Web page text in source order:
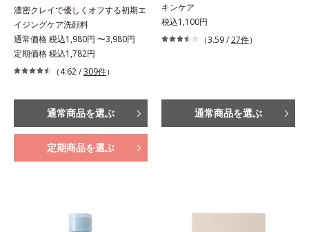
濃密クレイで優しくオフする初期エ
イジングケア洗顔料
通常価格 税込1,980円 〜3,980円
定期価格 税込1,782円
（4.62 /309件）
通常商品を選ぶ
定期商品を選ぶ
キンケア
税込1,100円
（3.59 /27件）
通常商品を選ぶ